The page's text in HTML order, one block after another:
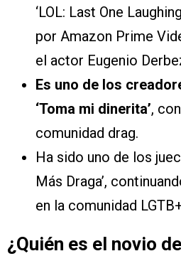
‘LOL: Last One
por Amazon Prime
el actor Eugenio
Es uno de los
‘Toma mi dinerita’,
comunidad drag.
Ha sido uno de los
Más Draga’,
en la comunidad
¿Quién es el novio